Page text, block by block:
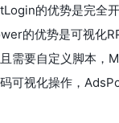
的优势是完全
的优势是可视化
需要自定义脚本，
可视化操作，